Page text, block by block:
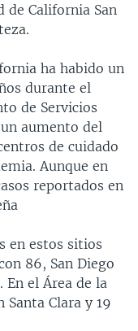
de California San
ha habido un
durante el
de Servicios
aumento del
de cuidado
Aunque en
reportados en
en estos sitios
86, San Diego
En el Área de la
Santa Clara y 19